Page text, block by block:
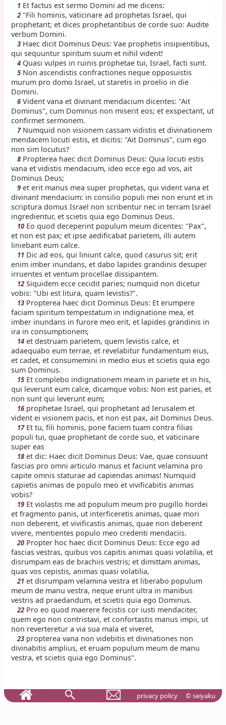
1 Et factus est sermo Domini ad me dicens:
2 "Fili hominis, vaticinare ad prophetas Israel, qui
prophetant; et dices prophetantibus de corde suo: Audite
verbum Domini.
3 Haec dicit Dominus Deus: Vae prophetis insipientibus,
qui sequuntur spiritum suum et nihil vident!
4 Quasi vulpes in ruinis prophetae tui, Israel, facti sunt.
5 Non ascendistis confractiones neque opposuistis
murum pro domo Israel, ut staretis in proelio in die
Domini.
6Vident vana et divinant mendacium dicentes: "Ait
Dominus", cum Dominus non miserit eos; et exspectant, ut
confirmet sermonem.
7Numquid non visionem cassam vidistis et divinationem
mendacem locuti estis, et dicitis: "Ait Dominus", cum ego
non sim locutus?
8 Propterea haec dicit Dominus Deus: Quia locuti estis
vana et vidistis mendacium, ideo ecce ego ad vos, ait
Dominus Deus;
9 et erit manus mea super prophetas, qui vident vana et
divinant mendacium: in consilio populi mei non erunt et in
scriptura domus Israel non scribentur nec in terram Israel
ingredientur, et scietis quia ego Dominus Deus.
10 Eo quod deceperint populum meum dicentes: "Pax",
et non est pax; et ipse aedificabat parietem, illi autem
liniebant eum calce.
11 Dic ad eos, qui liniunt calce, quod casurus sit; erit
enim imber inundans, et dabo lapides grandinis desuper
irruentes et ventum procellae dissipantem.
12 Siquidem ecce cecidit paries; numquid non dicetur
vobis: "Ubi est litura, quam levistis?".
13 Propterea haec dicit Dominus Deus: Et erumpere
faciam spiritum tempestatum in indignatione mea, et
imber inundans in furore meo erit, et lapides grandinis in
ira in consumptionem;
14 et destruam parietem, quem levistis calce, et
adaequabo eum terrae, et revelabitur fundamentum eius,
et cadet, et consumemini in medio eius et scietis quia ego
sum Dominus.
15 Et complebo indignationem meam in pariete et in his,
qui leverunt eum calce, dicamque vobis: Non est paries, et
non sunt qui leverunt eum;
16prophetae Israel, qui prophetant ad Ierusalem et
vident ei visionem pacis, et non est pax, ait Dominus Deus.
17Et tu, fili hominis, pone faciem tuam contra filias
populi tui, quae prophetant de corde suo, et vaticinare
super eas
18 et dic: Haec dicit Dominus Deus: Vae, quae consuunt
fascias pro omni articulo manus et faciunt velamina pro
capite omnis staturae ad capiendas animas! Numquid
capietis animas de populo meo et vivificabitis animas
vobis?
19 Et violastis me ad populum meum pro pugillo hordei
et fragmento panis, ut interficeretis animas, quae mori
non deberent, et vivificastis animas, quae non deberent
vivere, mentientes populo meo credenti mendaciis.
20 Propter hoc haec dicit Dominus Deus: Ecce ego ad
fascias vestras, quibus vos capitis animas quasi volatilia, et
disrumpam eas de brachiis vestris; et dimittam animas,
quas vos cepistis, animas quasi volatilia,
21 et disrumpam velamina vestra et liberabo populum
meum de manu vestra, neque erunt ultra in manibus
vestris ad praedandum, et scietis quia ego Dominus.
22 Pro eo quod maerere fecistis cor iusti mendaciter,
quem ego non contristavi, et confortastis manus impii, ut
non reverteretur a via sua mala et viveret,
23 propterea vana non videbitis et divinationes non
divinabitis amplius, et eruam populum meum de manu
vestra, et scietis quia ego Dominus".
privacy policy © seiyaku